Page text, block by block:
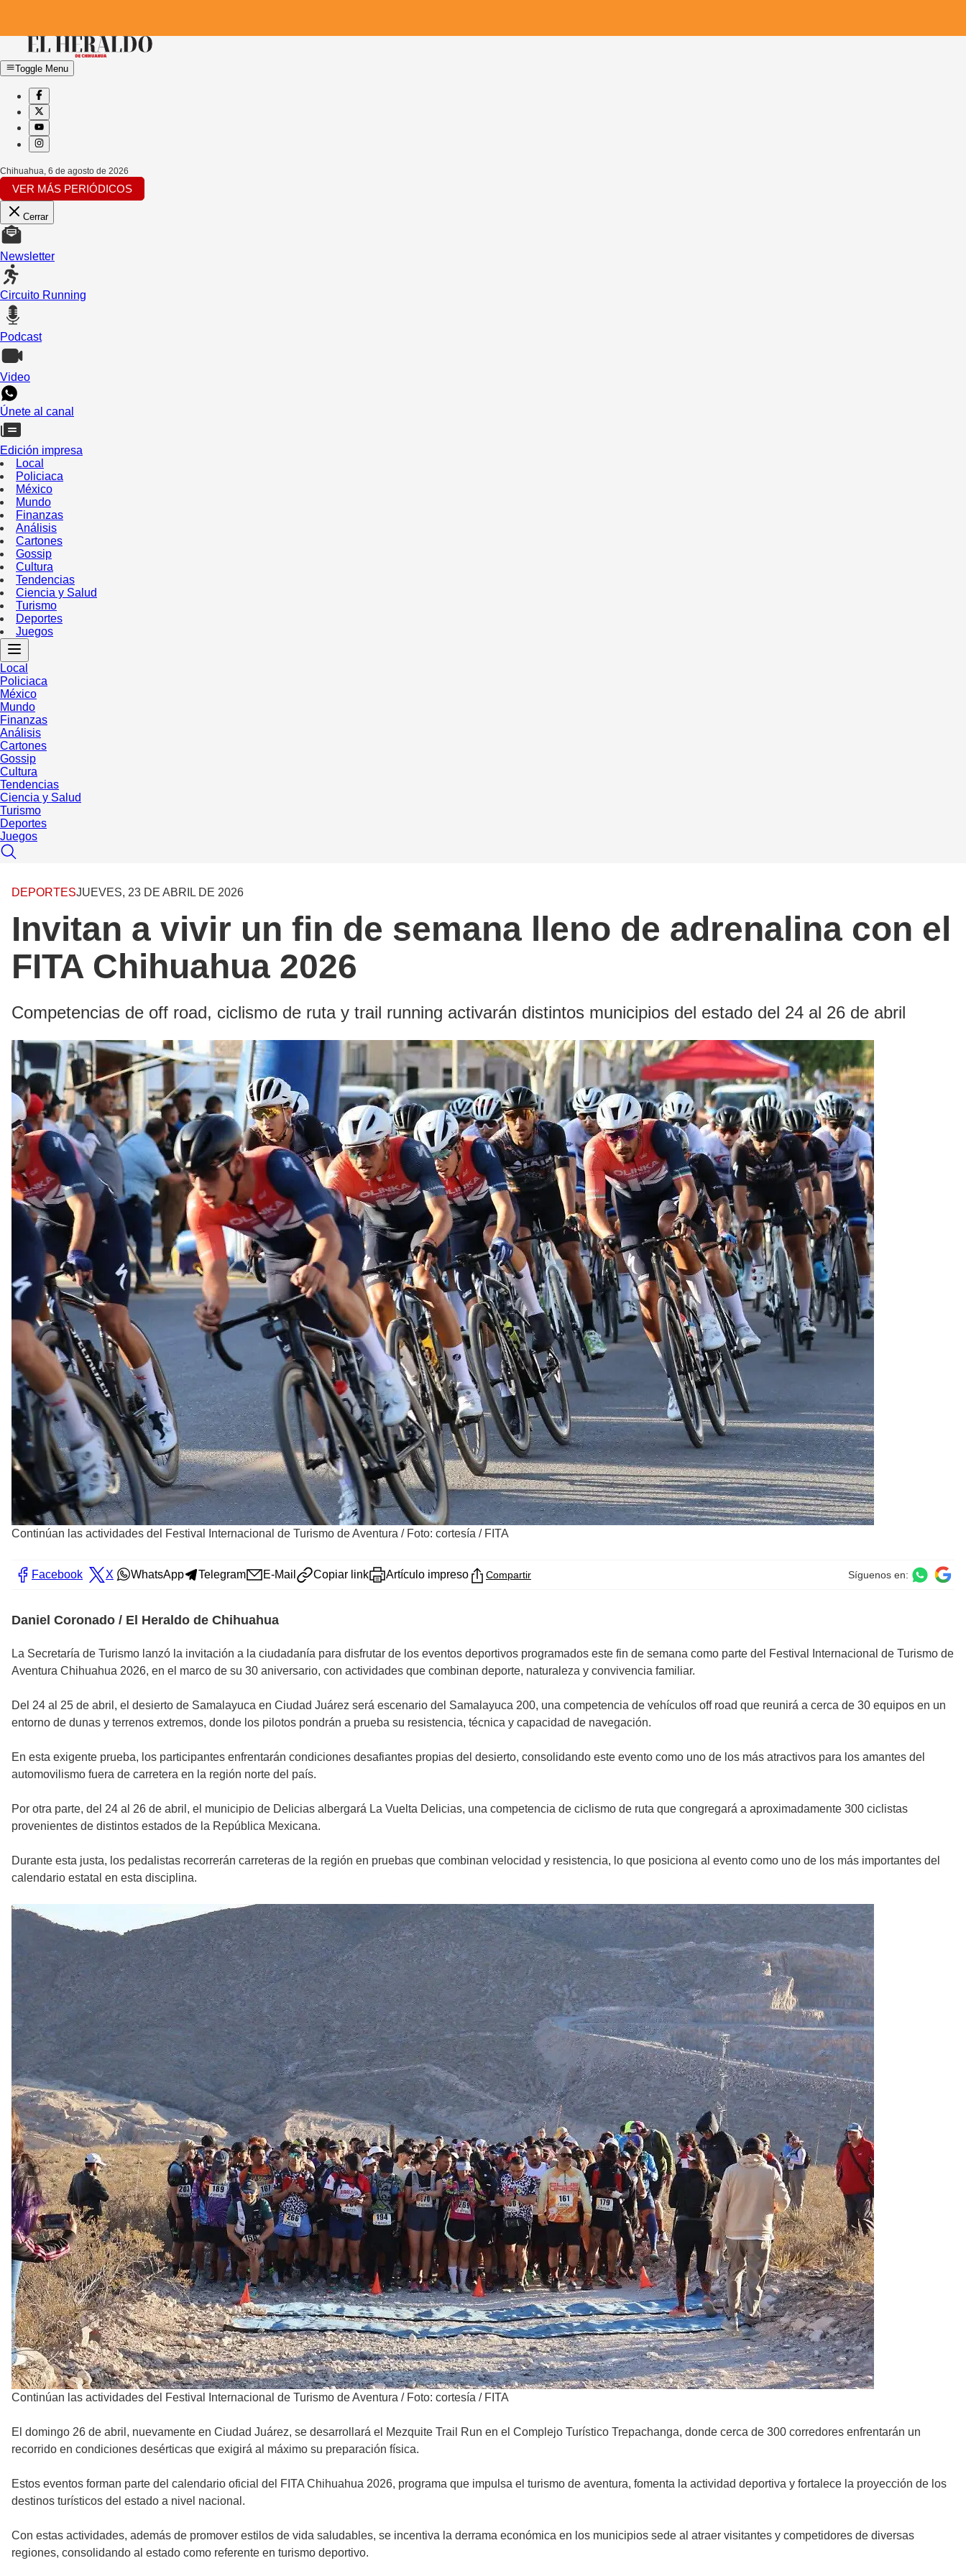
Toggle Menu
Chihuahua 6 de agosto de 2026
VER MÁS PERIÓDICOS
Cerrar
Newsletter
Circuito Running
Podcast
Video
Únete al canal
Edición impresa
Local
Policiaca
México
Mundo
Finanzas
Análisis
Cartones
Gossip
Cultura
Tendencias
Ciencia y Salud
Turismo
Deportes
Juegos
Local
Policiaca
México
Mundo
Finanzas
Análisis
Cartones
Gossip
Cultura
Tendencias
Ciencia y Salud
Turismo
Deportes
Juegos
DEPORTESJUEVES, 23 DE ABRIL DE 2026
Invitan a vivir un fin de semana lleno de adrenalina con el
FITA Chihuahua 2026
Competencias de off road, ciclismo de ruta y trail running activarán distintos municipios del estado del 24 al 26 de abril
Continúan las actividades del Festival Internacional de Turismo de Aventura / Foto: cortesía / FITA
Facebook X WhatsApp Telegram E-Mail Copiar link Artículo impreso Compartir Síguenos en:
Daniel Coronado / El Heraldo de Chihuahua
La Secretaría de Turismo lanzó la invitación a la ciudadanía para disfrutar de los eventos deportivos programados este fin de semana como parte del Festival Internacional de Turismo de
Aventura Chihuahua 2026, en el marco de su 30 aniversario, con actividades que combinan deporte, naturaleza y convivencia familiar.
Del 24 al 25 de abril, el desierto de Samalayuca en Ciudad Juárez será escenario del Samalayuca 200, una competencia de vehículos off road que reunirá a cerca de 30 equipos en un
entorno de dunas y terrenos extremos, donde los pilotos pondrán a prueba su resistencia, técnica y capacidad de navegación.
En esta exigente prueba, los participantes enfrentarán condiciones desafiantes propias del desierto, consolidando este evento como uno de los más atractivos para los amantes del
automovilismo fuera de carretera en la región norte del país.
Por otra parte, del 24 al 26 de abril, el municipio de Delicias albergará La Vuelta Delicias, una competencia de ciclismo de ruta que congregará a aproximadamente 300 ciclistas
provenientes de distintos estados de la República Mexicana.
Durante esta justa, los pedalistas recorrerán carreteras de la región en pruebas que combinan velocidad y resistencia, lo que posiciona al evento como uno de los más importantes del
calendario estatal en esta disciplina.
Continúan las actividades del Festival Internacional de Turismo de Aventura / Foto: cortesía / FITA
El domingo 26 de abril, nuevamente en Ciudad Juárez, se desarrollará el Mezquite Trail Run en el Complejo Turístico Trepachanga, donde cerca de 300 corredores enfrentarán un
recorrido en condiciones desérticas que exigirá al máximo su preparación física.
Estos eventos forman parte del calendario oficial del FITA Chihuahua 2026, programa que impulsa el turismo de aventura, fomenta la actividad deportiva y fortalece la proyección de los
destinos turísticos del estado a nivel nacional.
Con estas actividades, además de promover estilos de vida saludables, se incentiva la derrama económica en los municipios sede al atraer visitantes y competidores de diversas
regiones, consolidando al estado como referente en turismo deportivo.